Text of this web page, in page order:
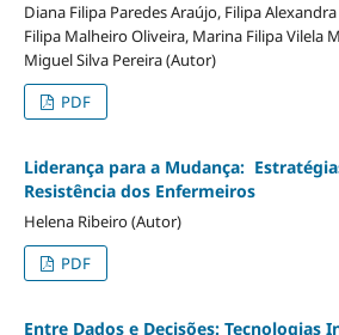
Diana Filipa Paredes Araújo, Filipa
Filipa Malheiro Oliveira, Marina Filipa Vilela
Miguel Silva Pereira (Autor)
PDF
Liderança para a Mudança:
Resistência dos Enfermeiros
Helena Ribeiro (Autor)
PDF
Entre Dados e Decisões: Tecnologias